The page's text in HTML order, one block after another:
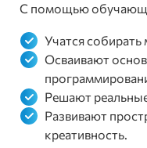
С помощью
Учатся
Осваивают
Решают
Развивают
креативность.